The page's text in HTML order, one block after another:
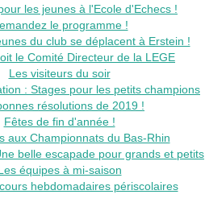
les jeunes à l'Ecole d'Echecs !
le programme !
du club se déplacent à Erstein !
le Comité Directeur de la LEGE
Les visiteurs du soir
: Stages pour les petits champions
résolutions de 2019 !
Fêtes de fin d'année !
aux Championnats du Bas-Rhin
belle escapade pour grands et petits
équipes à mi-saison
hebdomadaires périscolaires